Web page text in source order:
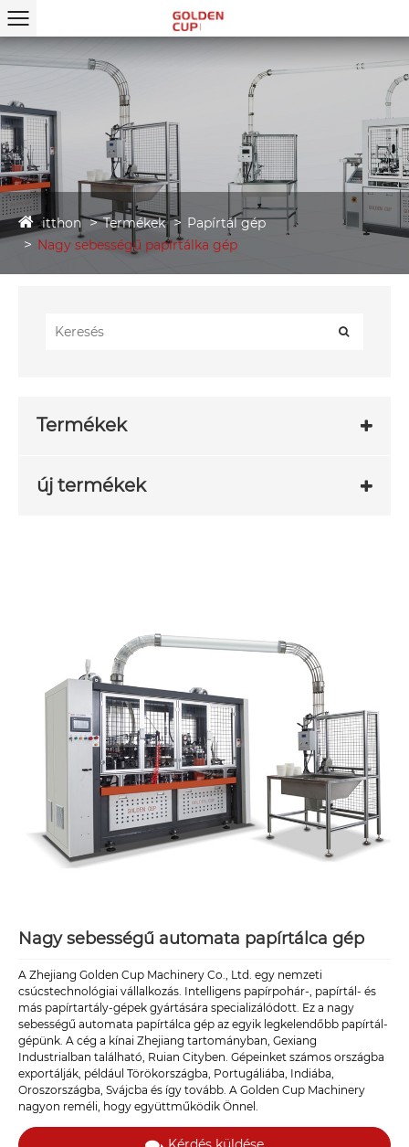
itthon Termékek
Papírtál gép
Nagy sebességű papírtálka gép
Termékek
új termékek
Nagy sebességű automata papírtálca gép
A Zhejiang Golden Cup Machinery Co., Ltd. egy nemzeti
csúcstechnológiai vállalkozás. Intelligens papírpohár-, papírtál- és
más papírtartály-gépek gyártására specializálódott. Ez a nagy
sebességű automata papírtálca gép az egyik legkelendőbb papírtál-
gépünk. A cég a kínai Zhejiang tartományban, Gexiang
Industrialban található, Ruian Cityben. Gépeinket számos országba
exportálják, például Törökországba, Portugáliába, Indiába,
Oroszországba, Svájcba és így tovább. A Golden Cup Machinery
nagyon reméli, hogy együttműködik Önnel.